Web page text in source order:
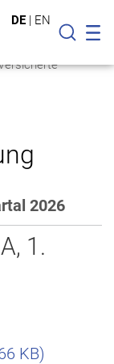
DE | EN
Suche
2026
1.
KB)